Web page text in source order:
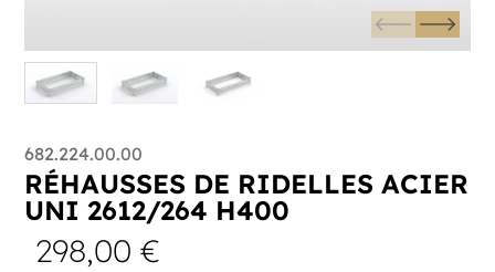
682.224.00.00
RÉHAUSSES DE RIDELLES ACIER
UNI 2612/264 H400
298,00€